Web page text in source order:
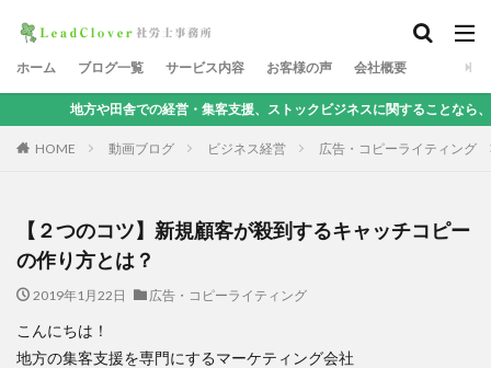
ホーム ブログ一覧 サービス内容 お客様の声 会社概要
田舎での経営・集客支援、ストックビジネスに関することなら、地方集客コン
HOME 動画ブログ ビジネス経営 広告・コピーライティング
【２つのコツ】新規顧客が殺到するキャッチコピー
の作り方とは？
2019年1月22日 広告・コピーライティング
こんにちは！
地方の集客支援を専門にするマーケティング会社